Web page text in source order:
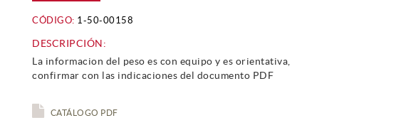
CÓDIGO: 1-50-00158
DESCRIPCIÓN:
La informacion del peso es con equipo y es orientativa,
confirmar con las indicaciones del documento PDF
CATÁLOGO PDF